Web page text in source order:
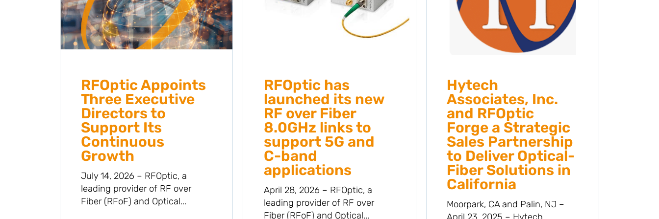
RFOptic Appoints
Three Executive
Directors to
Support Its
Continuous
Growth
July 14, 2026 – RFOptic, a
leading provider of RF over
Fiber (RFoF) and Optical...
RFOptic has
launched its new
RF over Fiber
8.0GHz links to
support 5G and
C-band
applications
April 28, 2026 – RFOptic, a
leading provider of RF over
Fiber (RFoF) and Optical...
Hytech
Associates, Inc.
and RFOptic
Forge a Strategic
Sales Partnership
to Deliver Optical-
Fiber Solutions in
California
Moorpark, CA and Palin, NJ –